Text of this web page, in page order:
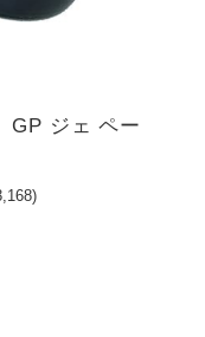
ジェ ペー